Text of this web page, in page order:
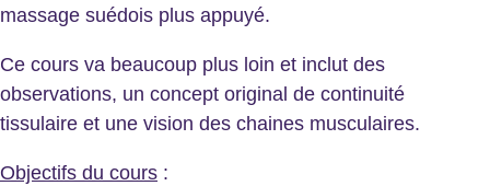
massage suédois plus appuyé.
Ce cours va beaucoup plus loin et inclut des
observations, un concept original de continuité
tissulaire et une vision des chaines musculaires.
Objectifs du cours :